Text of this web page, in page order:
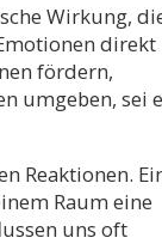
Wirkung,
direkt
fördern,
umgeben, sei
Reaktionen.
Raum eine
uns oft